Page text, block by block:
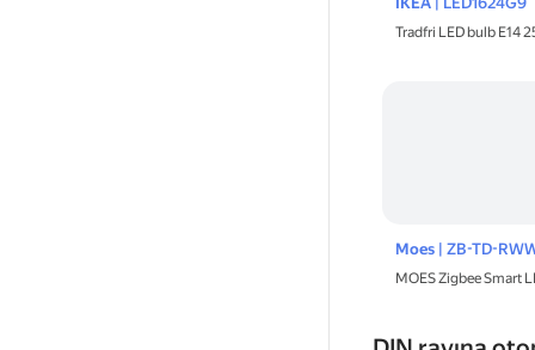
Tradfri LED bulb E14
Moes| ZB-TD-
MOES Zigbee Smart